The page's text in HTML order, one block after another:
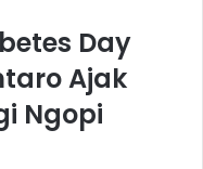
Day
Ajak
Ngopi